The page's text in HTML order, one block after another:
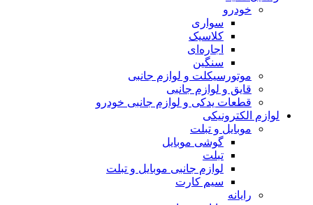
خودرو
سواری
کلاسیک
اجاره‌ای
سنگین
موتورسیکلت و لوازم جانبی
قایق و لوازم جانبی
قطعات یدکی و لوازم جانبی خودرو
لوازم الکترونیکی
موبایل و تبلت
گوشی موبایل
تبلت
لوازم جانبی موبایل و تبلت
سیم کارت
رایانه